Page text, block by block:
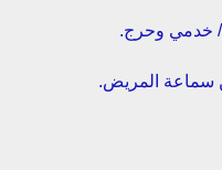
/ خدمي وحرج.
سماعة المريض.